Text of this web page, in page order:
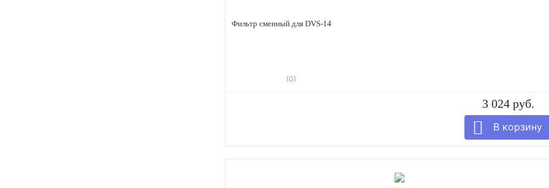
Фильтр сменный для DVS-14
(0)
3 024 руб.